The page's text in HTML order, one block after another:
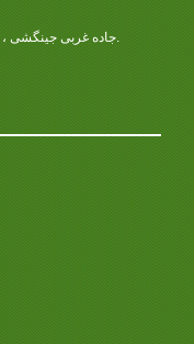
4915 ، جاده غربی جینگشی ، جینان 250012 ، روابط عمومی چین.